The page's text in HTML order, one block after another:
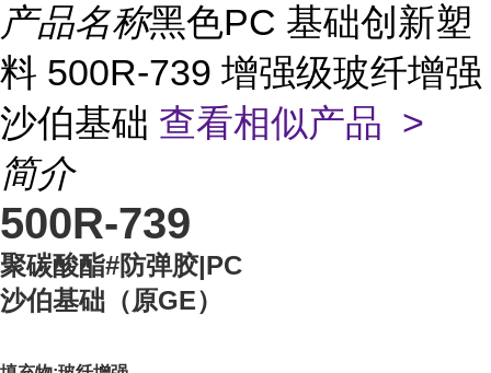
产品名称黑色PC 基础创新塑
料 500R-739 增强级玻纤增强
沙伯基础 查看相似产品 >
简介
500R-739
聚碳酸酯#防弹胶|PC
沙伯基础（原GE）